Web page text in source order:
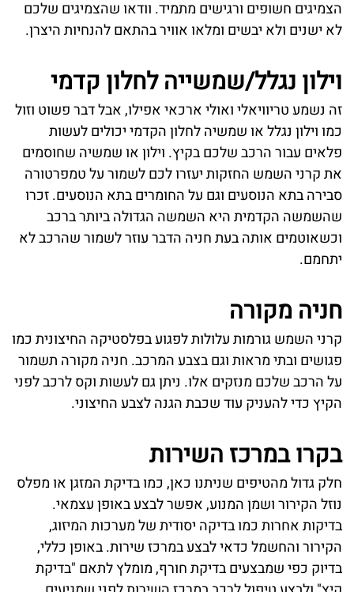
הצמיגים חשופים ורגישים מתמיד. וודאו שהצמיגים שלכם
לא ישנים ולא יבשים ומלאו אוויר בהתאם להנחיות היצרן.
וילון נגלל/שמשייה לחלון קדמי
זה נשמע טריוויאלי ואולי ארכאי אפילו, אבל דבר פשוט וזול
כמו וילון נגלל או שמשיה לחלון הקדמי יכולים לעשות
פלאים עבור הרכב שלכם בקיץ. וילון או שמשיה שחוסמים
את קרני השמש החזקות יעזרו לכם לשמור על טמפרטורה
סבירה בתא הנוסעים וגם על החומרים בתא הנוסעים. זכרו
שהשמשה הקדמית היא השמשה הגדולה ביותר ברכב
וכשאוטמים אותה בעת חניה הדבר עוזר לשמור שהרכב לא
יתחמם.
חניה מקורה
קרני השמש גורמות עלולות לפגוע בפלסטיקה החיצונית כמו
פגושים ובתי מראות וגם בצבע המרכב. חניה מקורה תשמור
על הרכב שלכם מנזקים אלו. ניתן גם לעשות וקס לרכב לפני
הקיץ כדי להעניק עוד שכבת הגנה לצבע החיצוני.
בקרו במרכז השירות
חלק גדול מהטיפים שניתנו כאן, כמו בדיקת המזגן או מפלס
נוזל הקירור ושמן המנוע, אפשר לבצע באופן עצמאי.
בדיקות אחרות כמו בדיקה יסודית של מערכות המיזוג,
הקירור והחשמל כדאי לבצע במרכז שירות. באופן כללי,
בדיוק כפי שמבצעים בדיקת חורף, מומלץ לתאם "בדיקת